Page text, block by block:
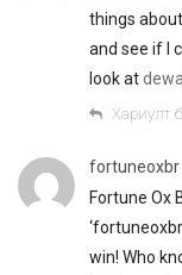
things
and see if I
look at
Хариулт
fortuneoxbr
Fortune Ox
win! Who